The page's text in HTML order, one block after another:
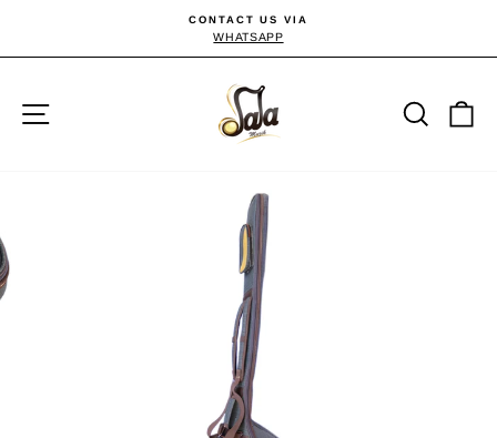
contenu
Diaporama
CONTACT US VIA
WHATSAPP